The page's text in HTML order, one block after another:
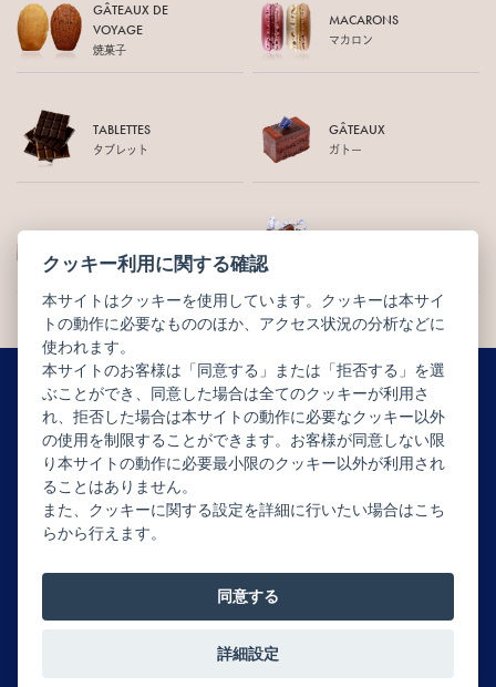
GÂTEAUX DE
VOYAGE
焼菓子
MACARONS
マカロン
TABLETTES
タブレット
GÂTEAUX
ガトー
オンライン限定
ニュースレター配信登録はこちら
Copyright © JEAN-PAUL HÉVIN JAPON All rights reserved.
クッキー利用に関する確認
本サイトはクッキーを使用しています。クッキーは本サイ
トの動作に必要なもののほか、アクセス状況の分析などに
使われます。
本サイトのお客様は「同意する」または「拒否する」を選
ぶことができ、同意した場合は全てのクッキーが利用さ
れ、拒否した場合は本サイトの動作に必要なクッキー以外
の使用を制限することができます。お客様が同意しない限
り本サイトの動作に必要最小限のクッキー以外が利用され
ることはありません。
また、クッキーに関する設定を詳細に行いたい場合はこち
らから行えます。
同意する
詳細設定